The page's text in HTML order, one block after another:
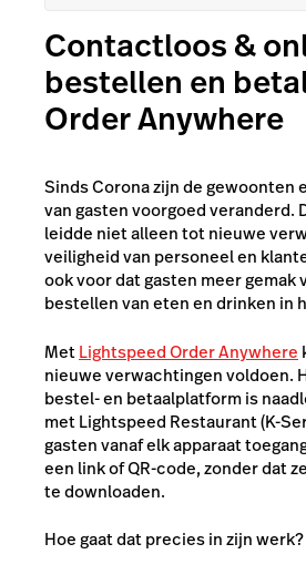
Contactloos &
bestellen en
Order Anywhere
Sinds Corona zijn de gewoonten
van gasten voorgoed veranderd.
leidde niet alleen tot nieuwe
veiligheid van personeel en
ook voor dat gasten meer
bestellen van eten en drinken in
MetLightspeed Order Anywhere
nieuwe verwachtingen voldoen.
bestel- en betaalplatform is
met Lightspeed Restaurant (K-
gasten vanaf elk apparaat
een link of QR-code, zonder dat
te downloaden.
Hoe gaat dat precies in zijn werk?